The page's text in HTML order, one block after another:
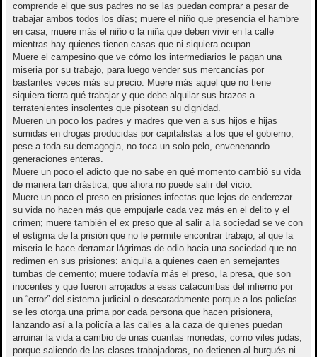
comprende el que sus padres no se las puedan comprar a pesar de
trabajar ambos todos los días; muere el niño que presencia el hambre
en casa; muere más el niño o la niña que deben vivir en la calle
mientras hay quienes tienen casas que ni siquiera ocupan.
Muere el campesino que ve cómo los intermediarios le pagan una
miseria por su trabajo, para luego vender sus mercancías por
bastantes veces más su precio. Muere más aquel que no tiene
siquiera tierra qué trabajar y que debe alquilar sus brazos a
terratenientes insolentes que pisotean su dignidad.
Mueren un poco los padres y madres que ven a sus hijos e hijas
sumidas en drogas producidas por capitalistas a los que el gobierno,
pese a toda su demagogia, no toca un solo pelo, envenenando
generaciones enteras.
Muere un poco el adicto que no sabe en qué momento cambió su vida
de manera tan drástica, que ahora no puede salir del vicio.
Muere un poco el preso en prisiones infectas que lejos de enderezar
su vida no hacen más que empujarle cada vez más en el delito y el
crimen; muere también el ex preso que al salir a la sociedad se ve con
el estigma de la prisión que no le permite encontrar trabajo, al que la
miseria le hace derramar lágrimas de odio hacia una sociedad que no
redimen en sus prisiones: aniquila a quienes caen en semejantes
tumbas de cemento; muere todavía más el preso, la presa, que son
inocentes y que fueron arrojados a esas catacumbas del infierno por
un “error” del sistema judicial o descaradamente porque a los policías
se les otorga una prima por cada persona que hacen prisionera,
lanzando así a la policía a las calles a la caza de quienes puedan
arruinar la vida a cambio de unas cuantas monedas, como viles judas,
porque saliendo de las clases trabajadoras, no detienen al burgués ni